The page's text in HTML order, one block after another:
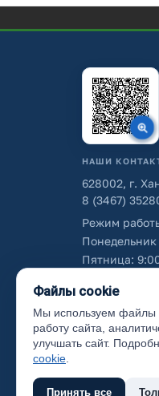
НАШИ
628002, г.
8 (3467)
Режим
Понедельник
Пятница:
Об
Файлы cookie
Мы используем файлы
работу сайта,
улучшать сайт.
cookie
Принять все